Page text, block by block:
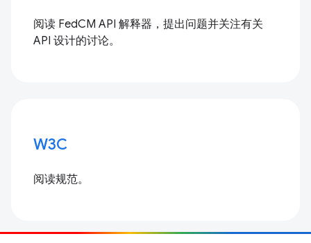
阅读 FedCM API 解释器，提出问题并关注有关
API 设计的讨论。
W3C
阅读规范。